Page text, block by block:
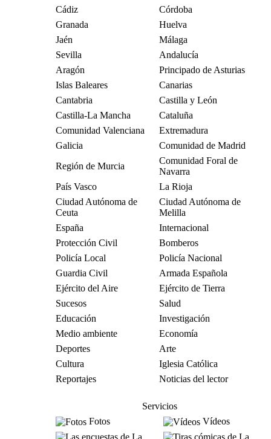
Cádiz
Córdoba
Granada
Huelva
Jaén
Málaga
Sevilla
Andalucía
Aragón
Principado de Asturias
Islas Baleares
Canarias
Cantabria
Castilla y León
Castilla-La Mancha
Cataluña
Comunidad Valenciana
Extremadura
Galicia
Comunidad de Madrid
Región de Murcia
Comunidad Foral de
Navarra
País Vasco
La Rioja
Ciudad Autónoma de
Ceuta
Ciudad Autónoma de
Melilla
España
Internacional
Protección Civil
Bomberos
Policía Local
Policía Nacional
Guardia Civil
Armada Española
Ejército del Aire
Ejército de Tierra
Sucesos
Salud
Educación
Investigación
Medio ambiente
Economía
Deportes
Arte
Cultura
Iglesia Católica
Reportajes
Noticias del lector
Servicios
Fotos
Vídeos